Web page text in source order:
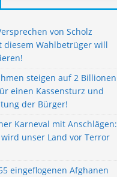
von Scholz
diesem Wahlbetrüger will
steigen auf 2 Billionen
einen Kassensturz und
der Bürger!
Karneval mit Anschlägen:
unser Land vor Terror
eingeflogenen Afghanen